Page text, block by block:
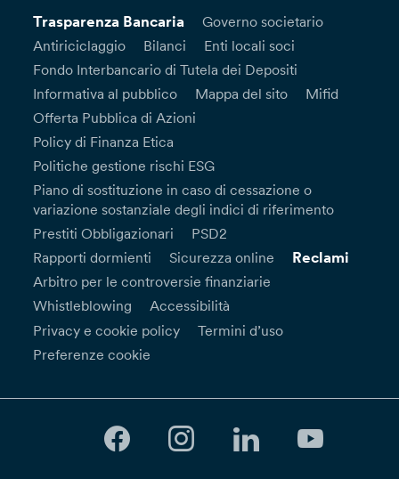
Trasparenza Bancaria
Governo societario
Antiriciclaggio
Bilanci
Enti locali soci
Fondo Interbancario di Tutela dei Depositi
Informativa al pubblico
Mappa del sito
Mifid
Offerta Pubblica di Azioni
Policy di Finanza Etica
Politiche gestione rischi ESG
Piano di sostituzione in caso di cessazione o
variazione sostanziale degli indici di riferimento
Prestiti Obbligazionari
PSD2
Rapporti dormienti
Sicurezza online Reclami
Arbitro per le controversie finanziarie
Whistleblowing
Accessibilità
Privacy e cookie policy
Termini d’uso
Preferenze cookie